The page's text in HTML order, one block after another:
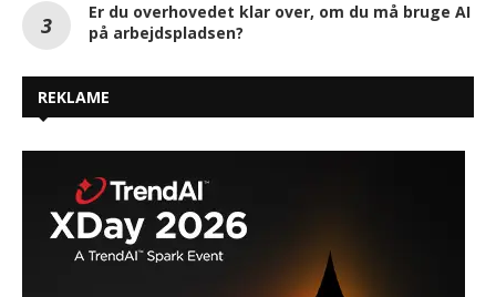
Er du overhovedet klar over, om du må bruge AI
på arbejdspladsen?
REKLAME